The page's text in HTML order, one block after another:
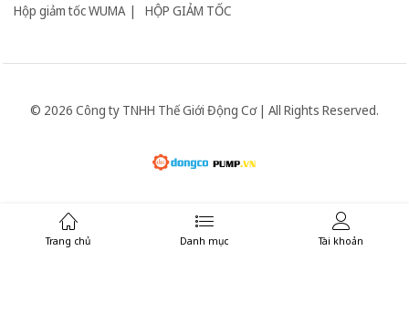
Hộp giảm tốc WUMA
HỘP GIẢM TỐC
© 2026 Công ty TNHH Thế Giới Động Cơ | All Rights Reserved.
Giữ liên lạc:
Trang chủ Danh mục Tài khoản